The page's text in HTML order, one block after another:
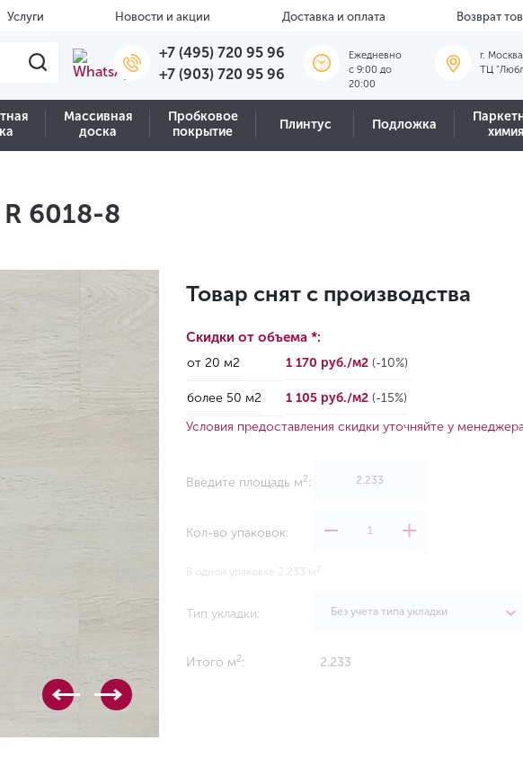
Услуги Новости и акции Доставка и оплата Возврат
+7 (495) 720 95 96
+7 (903) 720 95 96
Ежедневно
c 9:00 до
20:00
г.
ТЦ
Массивная
доска
Пробковое
покрытие
Плинтус Подложка
химия
6018-8
Товар снят с производства
Скидки от объема *:
от 20 м2 1 170 руб./м2 (-10%)
более 50 м2 1 105 руб./м2 (-15%)
Условия предоставления скидки уточняйте у
Введите площадь м2:
Кол-во упаковок:
В одной упаковке 2.233 м
Тип укладки: Без учета типа укладки
Итого м2: 2.233